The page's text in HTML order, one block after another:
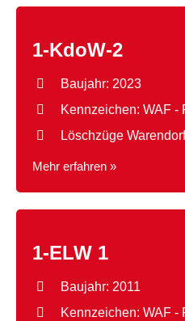
1-KdoW-2
Baujahr: 2023
Kennzeichen: WAF -
Löschzüge
Mehr erfahren »
1-ELW 1
Baujahr: 2011
Kennzeichen: WAF -